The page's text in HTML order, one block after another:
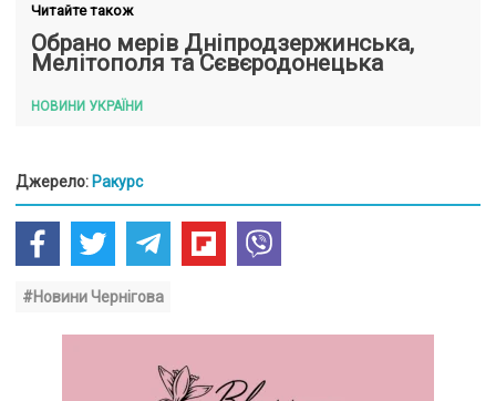
Читайте також
Обрано мерів Дніпродзержинська,
Мелітополя та Сєвєродонецька
НОВИНИ УКРАЇНИ
Джерело: Ракурс
#Новини Чернігова